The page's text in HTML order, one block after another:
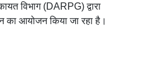
विभाग (DARPG) द्वारा
का आयोजन किया जा रहा है।